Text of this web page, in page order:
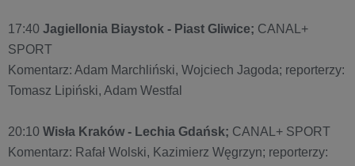
17:40 Jagiellonia Biaystok - Piast Gliwice; CANAL+
SPORT
Komentarz: Adam Marchliński, Wojciech Jagoda; reporterzy:
Tomasz Lipiński, Adam Westfal
20:10 Wisła Kraków - Lechia Gdańsk; CANAL+ SPORT
Komentarz: Rafał Wolski, Kazimierz Węgrzyn; reporterzy: